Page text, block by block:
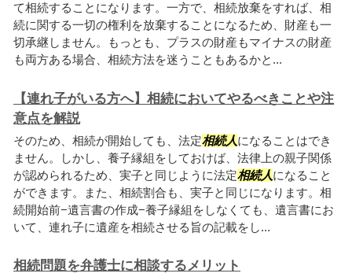
て相続することになります。一方で、相続放棄をすれば、相
続に関する一切の権利を放棄することになるため、財産も一
切承継しません。もっとも、プラスの財産もマイナスの財産
も両方ある場合、相続方法を迷うこともあるかと...
【連れ子がいる方へ】相続においてやるべきことや注
意点を解説
そのため、相続が開始しても、法定相続人になることはでき
ません。しかし、養子縁組をしておけば、法律上の親子関係
が認められるため、実子と同じように法定相続人になること
ができます。また、相続割合も、実子と同じになります。相
続開始前−遺言書の作成−養子縁組をしなくても、遺言書にお
いて、連れ子に遺産を相続させる旨の記載をし...
相続問題を弁護士に相談するメリット